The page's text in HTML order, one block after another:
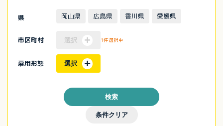
県 岡山県 広島県 香川県 愛媛県
市区町村 選択 1件選択中
雇用形態 選択
条件クリア
検索